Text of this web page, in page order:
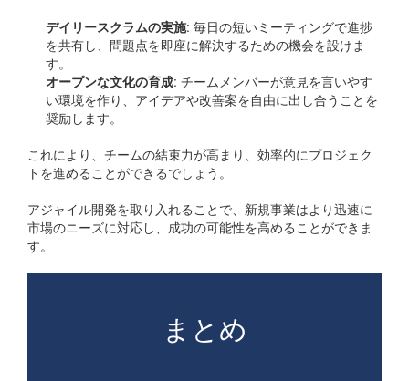
デイリースクラムの実施: 毎日の短いミーティングで進捗
を共有し、問題点を即座に解決するための機会を設けま
す。
オープンな文化の育成: チームメンバーが意見を言いやす
い環境を作り、アイデアや改善案を自由に出し合うことを
奨励します。
これにより、チームの結束力が高まり、効率的にプロジェク
トを進めることができるでしょう。
アジャイル開発を取り入れることで、新規事業はより迅速に
市場のニーズに対応し、成功の可能性を高めることができま
す。
まとめ